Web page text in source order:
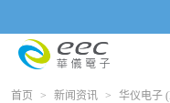
首页 > 新闻资讯 > 华仪电子